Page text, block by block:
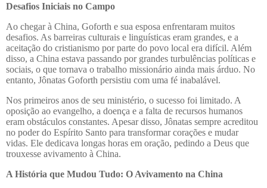
Desafios Iniciais no Campo
Ao chegar à China, Goforth e sua esposa enfrentaram muitos
desafios. As barreiras culturais e linguísticas eram grandes, e a
aceitação do cristianismo por parte do povo local era difícil. Além
disso, a China estava passando por grandes turbulências políticas e
sociais, o que tornava o trabalho missionário ainda mais árduo. No
entanto, Jônatas Goforth persistiu com uma fé inabalável.
Nos primeiros anos de seu ministério, o sucesso foi limitado. A
oposição ao evangelho, a doença e a falta de recursos humanos
eram obstáculos constantes. Apesar disso, Jônatas sempre acreditou
no poder do Espírito Santo para transformar corações e mudar
vidas. Ele dedicava longas horas em oração, pedindo a Deus que
trouxesse avivamento à China.
A História que Mudou Tudo: O Avivamento na China